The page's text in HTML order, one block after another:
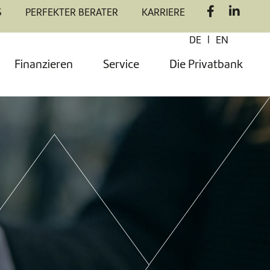
PERFEKTER BERATER KARRIERE
DE | EN
Finanzieren Service Die Privatbank